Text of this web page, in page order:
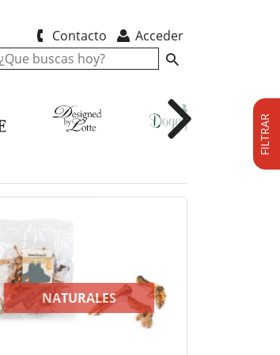
Contacto Acceder
NATURALES
FILTRAR